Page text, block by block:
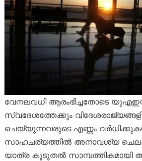
വേനലവധി ആരംഭിച്ചതോടെ
സ്വദേശത്തേക്കും
ചെയ്യുന്നവരുടെ എണ്ണം
സാഹചര്യത്തിൽ അനാവശ്യ
യാത്ര കൂടുതൽ